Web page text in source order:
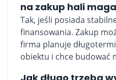
na zakup hali
Tak, jeśli posiada
finansowania. Zakup
firma planuje
obiektu i chce budować